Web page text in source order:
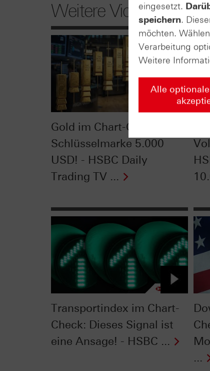
Weitere Videos
Gold im Chart-Check:
Schlüsselmarke 5.000
USD! - HSBC Daily
Trading TV ...
Transportindex im Chart-
Check: Dieses Signal ist
eine Ansage! - HSBC ...
...
eingesetzt.
speichern.
möchten.
Verarbeitung
Weitere
Alle